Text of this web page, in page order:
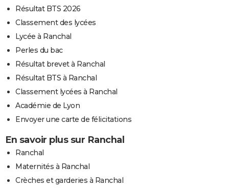
Résultat BTS 2026
Classement des lycées
Lycée à Ranchal
Perles du bac
Résultat brevet à Ranchal
Résultat BTS à Ranchal
Classement lycées à Ranchal
Académie de Lyon
Envoyer une carte de félicitations
En savoir plus sur Ranchal
Ranchal
Maternités à Ranchal
Crèches et garderies à Ranchal